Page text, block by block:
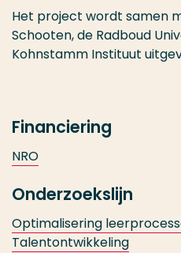
Het project wordt samen
Schooten, de Radboud
Kohnstamm Instituut
Financiering
NRO
Onderzoekslijn
Optimalisering
Talentontwikkeling